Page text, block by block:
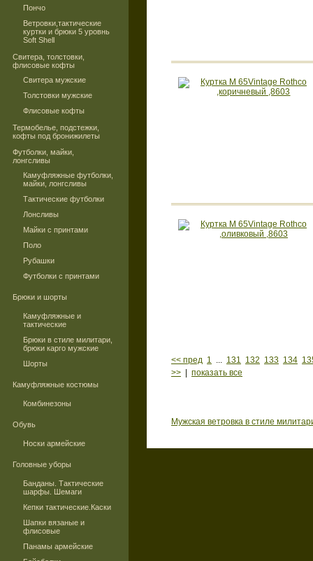
Пончо
Ветровки,тактические
куртки и брюки 5 уровнь
Soft Shell
Свитера, толстовки,
флисовые кофты
Свитера мужские
Толстовки мужские
Флисовые кофты
Термобелье, подстежки,
кофты под бронижилеты
Футболки, майки,
лонгсливы
Камуфляжные футболки,
майки, лонгсливы
Тактические футболки
Лонсливы
Майки с принтами
Поло
Рубашки
Футболки с принтами
Брюки и шорты
Камуфляжные и
тактические
Брюки в стиле милитари,
брюки карго мужские
Шорты
Камуфляжные костюмы
Комбинезоны
Обувь
Носки армейские
Головные уборы
Банданы. Тактические
шарфы. Шемаги
Кепки тактические.Каски
Шапки вязаные и
флисовые
Панамы армейские
<< пред 1 ... 131 132 133 134
>>
показать все
Мужская ветровка в стиле